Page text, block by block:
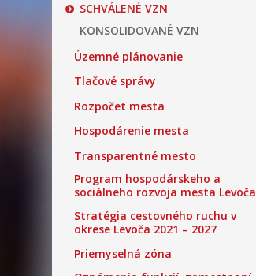
SCHVÁLENÉ VZN
KONSOLIDOVANÉ VZN
Územné plánovanie
Tlačové správy
Rozpočet mesta
Hospodárenie mesta
Transparentné mesto
Program hospodárskeho a
sociálneho rozvoja mesta Levoča
Stratégia cestovného ruchu v
okrese Levoča 2021 – 2027
Priemyselná zóna